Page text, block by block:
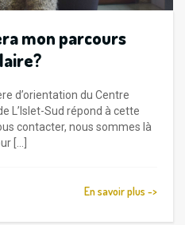
mon parcours
d’orientation du Centre
L’Islet-Sud répond à cette
contacter, nous sommes là
[...]
En savoir plus ->